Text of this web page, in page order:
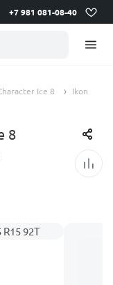
+7 981 081-08-40
Ice 8
Ikon
8